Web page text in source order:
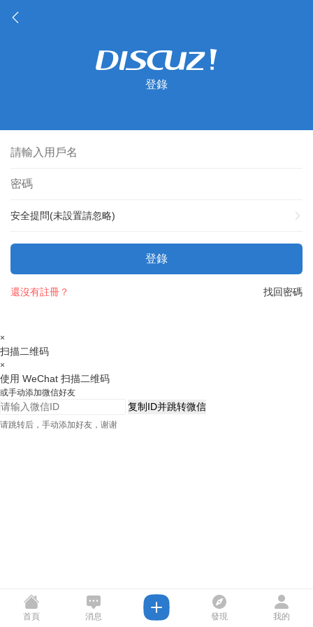
登錄
安全提問(未設置請忽略)
登錄
找回密碼
還沒有註冊？
×
扫描二维码
×
使用 WeChat 扫描二维码
或手动添加微信好友
复制ID并跳转微信
请跳转后，手动添加好友，谢谢
首頁 消息 發現 我的